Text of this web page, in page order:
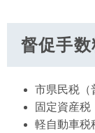
督促手
市県民税（
固定資産税
軽自動車税